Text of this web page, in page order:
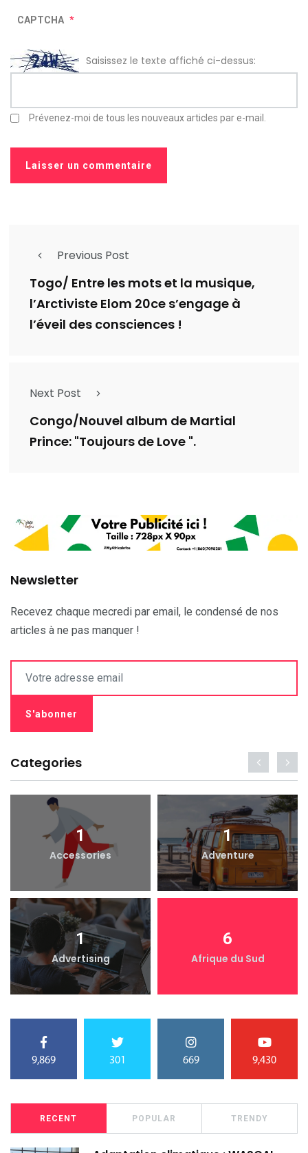
CAPTCHA *
Saisissez le texte affiché ci-dessus:
Prévenez-moi de tous les nouveaux articles par e-mail.
Previous Post
Togo/ Entre les mots et la musique,
l’Arctiviste Elom 20ce s’engage à
l’éveil des consciences !
Next Post
Congo/Nouvel album de Martial
Prince: "Toujours de Love ".
Newsletter
Recevez chaque mecredi par email, le condensé de nos
articles à ne pas manquer !
Categories
1
Accessories
1
Adventure
1
Advertising
6
Afrique du Sud
9,869 301 669 9,430
RECENT POPULAR TRENDY